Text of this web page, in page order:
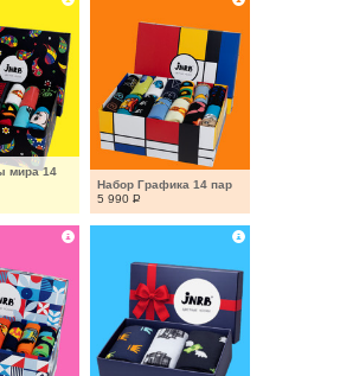
мира 14
Набор Графика 14 пар
5 990 Р